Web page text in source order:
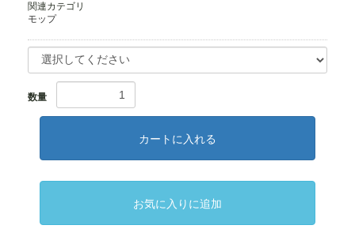
関連カテゴリ
モップ
数量
カートに入れる
お気に入りに追加